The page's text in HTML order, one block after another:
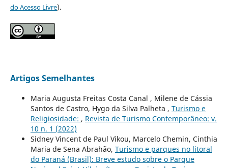
do Acesso Livre).
Artigos Semelhantes
Maria Augusta Freitas Costa Canal , Milene de Cássia
Santos de Castro, Hygo da Silva Palheta , Turismo e
Religiosidade: , Revista de Turismo Contemporâneo: v.
10 n. 1 (2022)
Sidney Vincent de Paul Vikou, Marcelo Chemin, Cinthia
Maria de Sena Abrahão, Turismo e parques no litoral
do Paraná (Brasil): Breve estudo sobre o Parque